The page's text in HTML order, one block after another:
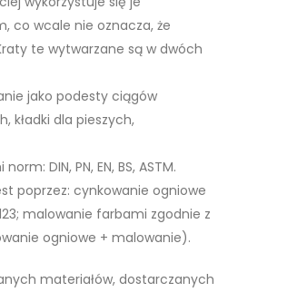
co wcale nie oznacza, że
te wytwarzane są w dwóch
jako podesty ciągów
kładki dla pieszych,
DIN, PN, EN, BS, ASTM.
poprzez: cynkowanie ogniowe
malowanie farbami zgodnie z
ogniowe + malowanie).
materiałów, dostarczanych